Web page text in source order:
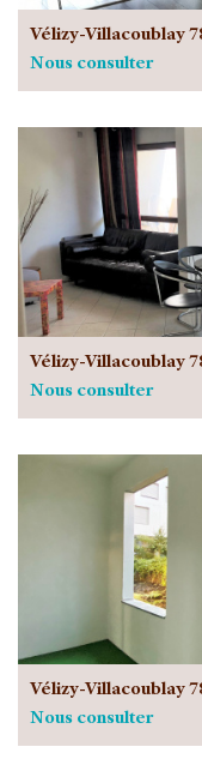
Vélizy-Villacoublay
Nous consulter
Vélizy-Villacoublay
Nous consulter
Vélizy-Villacoublay
Nous consulter